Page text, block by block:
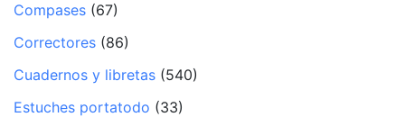
Compases (67)
Correctores (86)
Cuadernos y libretas (540)
Estuches portatodo (33)